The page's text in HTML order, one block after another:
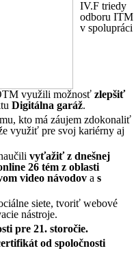
IV.F triedy
odboru ITM
v spolupráci
využili možnosť zlepšiť
Digitálna garáž.
kto má záujem zdokonaliť
využiť pre svoj kariérny aj
vyťažiť z dnešnej
26 tém z oblasti
video návodov a s
siete, tvoriť webové
nástroje.
pre 21. storočie.
od spoločnosti